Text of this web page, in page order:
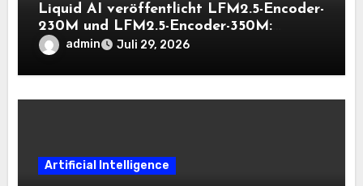
Liquid AI veröffentlicht LFM2.5-Encoder-
230M und LFM2.5-Encoder-350M:
Bidirektionale Encoder, die bei 8K-
Kontext auf der CPU schnell bleiben
admin Juli 29, 2026
Artificial Intelligence